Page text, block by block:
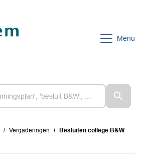
Menu
Vergaderingen Besluiten college B&W